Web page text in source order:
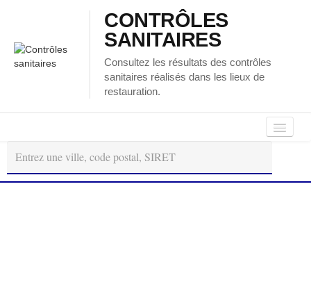
CONTRÔLES
SANITAIRES
Consultez les résultats des contrôles
sanitaires réalisés dans les lieux de
restauration.
Autour
de
moi
Régions